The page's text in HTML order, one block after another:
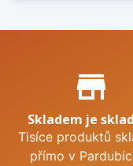
Proč store_mall_directory
Skladem je
Tisíce produktů
přímo v